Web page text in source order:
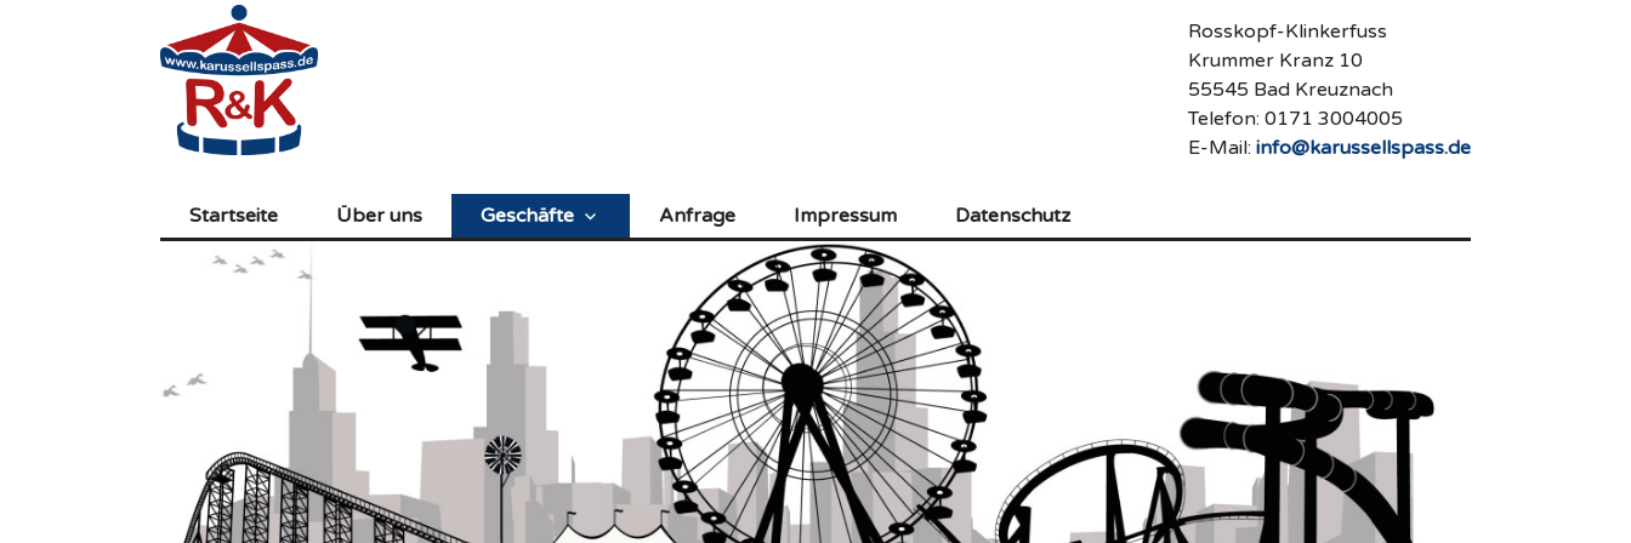
Inhalt
springen
Rosskopf-Klinkerfuss
Krummer Kranz 10
55545 Bad Kreuznach
Telefon: 0171 3004005
E-Mail: info@karussellspass.de
Startseite Über uns Geschäfte Anfrage Impressum Datenschutz